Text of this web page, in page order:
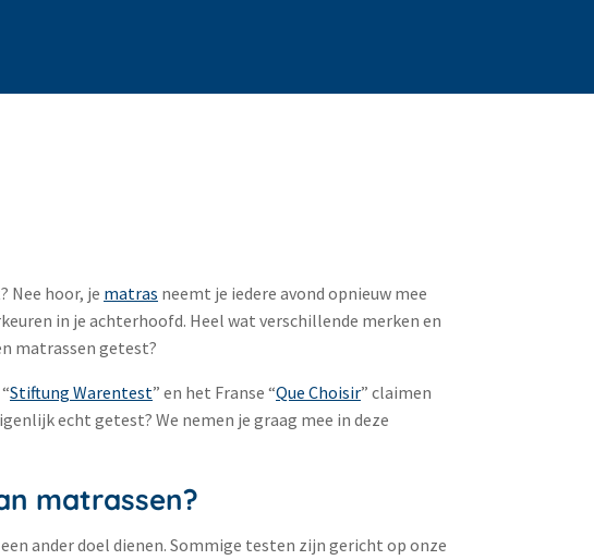
Nee hoor, je matras neemt je iedere avond opnieuw mee
in je achterhoofd. Heel wat verschillende merken en
matrassen getest?
Stiftung Warentest” en het Franse “Que Choisir” claimen
echt getest? We nemen je graag mee in deze
matrassen?
ander doel dienen. Sommige testen zijn gericht op onze